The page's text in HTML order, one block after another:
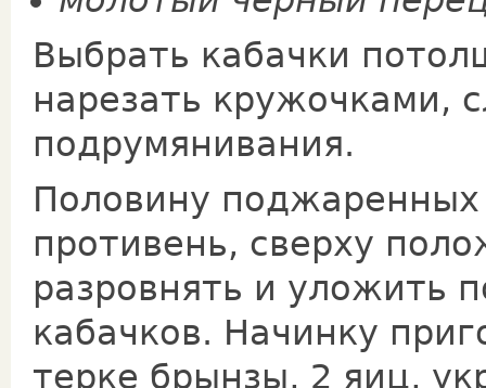
Выбрать кабачки
нарезать кружочками,
подрумянивания.
Половину
противень, сверху
разровнять и уложить
кабачков. Начинку
терке брынзы, 2 яиц,